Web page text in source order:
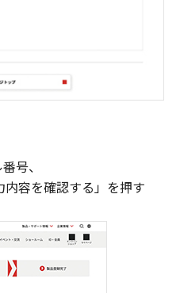
号、
容を確認する」を押す